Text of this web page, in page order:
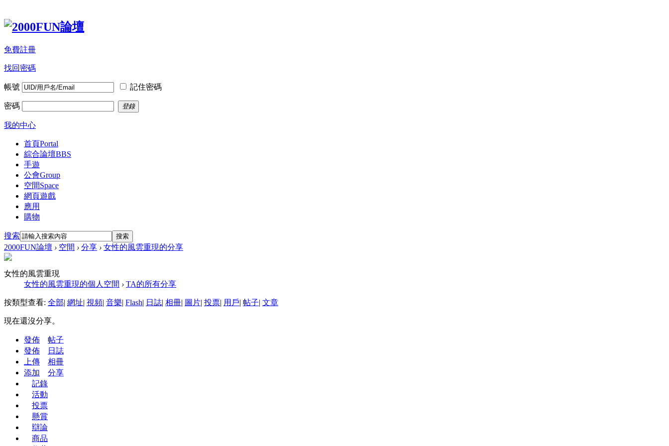
免費註冊
找回密碼
帳號 記住密碼
密碼 登錄
我的中心
首頁Portal
綜合論壇BBS
手遊
公會Group
空間Space
網頁遊戲
應用
購物
搜索 搜索
2000FUN論壇 › 空間 › 分享 › 女性的風雲重現的分享
女性的風雲重現
女性的風雲重現的個人空間 › TA的所有分享
按類型查看: 全部| 網址| 視頻| 音樂| Flash| 日誌| 相冊| 圖片| 投票| 用戶| 帖子| 文章
現在還沒分享。
發佈
帖子
發佈
日誌
上傳
相冊
添加
分享
記錄
活動
投票
懸賞
辯論
商品